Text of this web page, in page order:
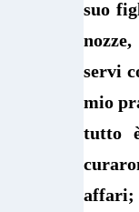
suo
servi
mio
tutto
affari;